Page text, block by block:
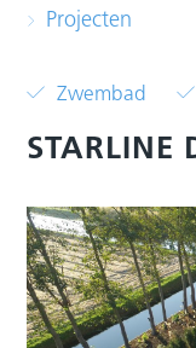
Projecten
Zwembad
STARLINE